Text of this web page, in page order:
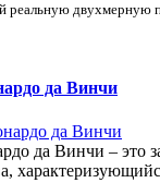
реальную двухмерную
да Винчи
да Винчи – это